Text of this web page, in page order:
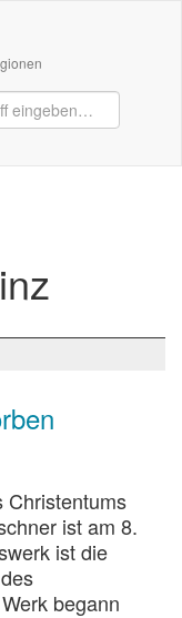
Christentums
ist am 8.
ist die
begann